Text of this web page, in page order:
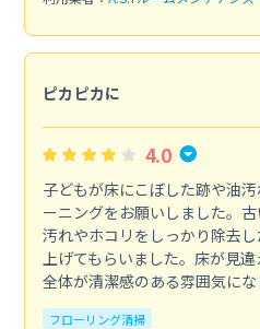
ピカピカに
4.0
子どもが床にこぼした跡や油
ーニングをお願いしました。
汚れやホコリをしっかり除去
上げてもらいました。床が見
全体が清潔感のある雰囲気にな
フローリング清掃